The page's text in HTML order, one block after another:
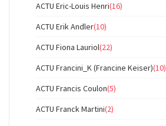
ACTU Eric-Louis Henri(16)
ACTU Erik Andler(10)
ACTU Fiona Lauriol(22)
ACTU Francini_K (Francine Keiser)(10)
ACTU Francis Coulon(5)
ACTU Franck Martini(2)